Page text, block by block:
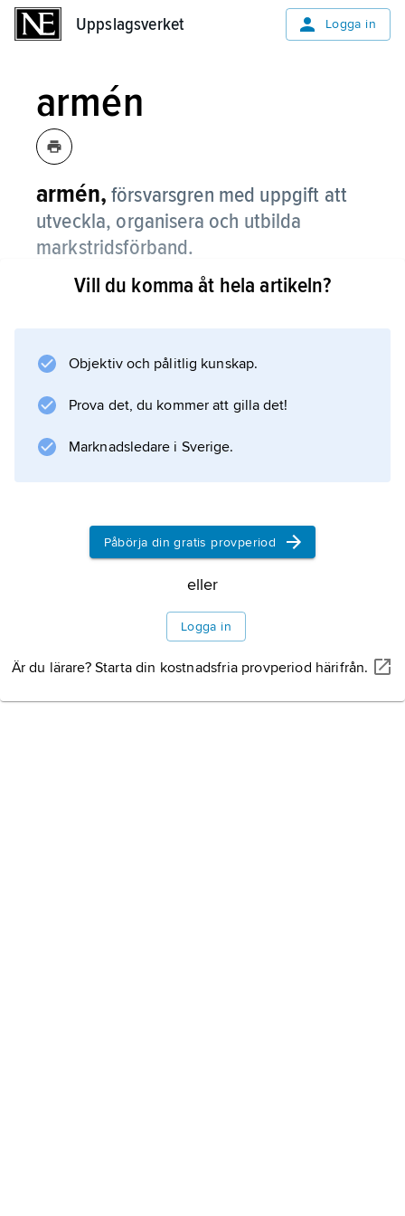
Uppslagsverket Logga in
armén
armén, försvarsgren med uppgift att
utveckla, organisera och utbilda
markstridsförband.
Armén leds av arméchefen (AC) som till stöd
(Ast), som sedan 2019 är placerad i Enköping.
Historik
Information om artikeln
Vill du komma åt hela artikeln?
Objektiv och pålitlig kunskap.
Prova det, du kommer att gilla det!
Marknadsledare i Sverige.
Påbörja din gratis provperiod
eller
Logga in
Är du lärare? Starta din kostnadsfria provperiod härifrån.